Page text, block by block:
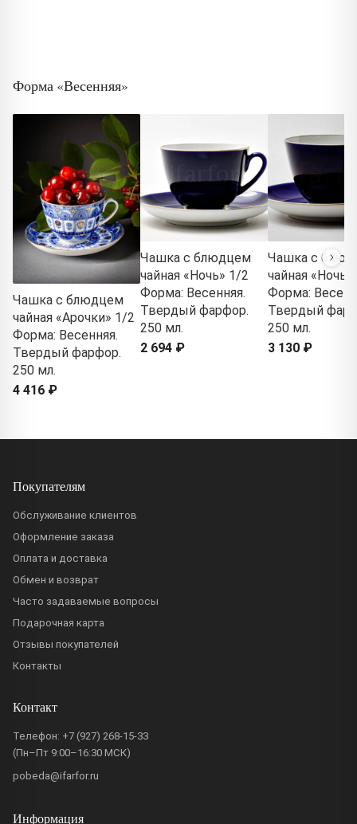
Форма «Весенняя»
Чашка с блюдцем
чайная «Арочки» 1/2
Форма: Весенняя.
Твердый фарфор.
250 мл.
4 416 ₽
Чашка с блюдцем
чайная «Ночь» 1/2
Форма: Весенняя.
Твердый фарфор.
250 мл.
2 694 ₽
Чашка с
чайная
Форма:
Твердый
250 мл.
3 130 ₽
Покупателям
Обслуживание клиентов
Оформление заказа
Оплата и доставка
Обмен и возврат
Часто задаваемые вопросы
Подарочная карта
Отзывы покупателей
Контакты
Контакт
Телефон: +7 (927) 268-15-33
(Пн–Пт 9:00–16:30 МСК)
pobeda@ifarfor.ru
Информация